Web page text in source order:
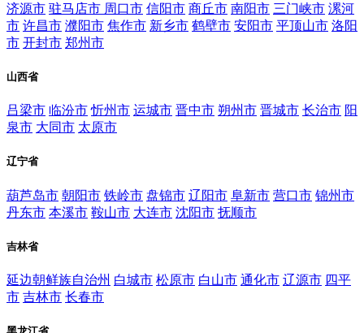
济源市 驻马店市 周口市 信阳市 商丘市 南阳市 三门峡市 漯河
市 许昌市 濮阳市 焦作市 新乡市 鹤壁市 安阳市 平顶山市 洛阳
市 开封市 郑州市
山西省
吕梁市 临汾市 忻州市 运城市 晋中市 朔州市 晋城市 长治市 阳
泉市 大同市 太原市
辽宁省
葫芦岛市 朝阳市 铁岭市 盘锦市 辽阳市 阜新市 营口市 锦州市
丹东市 本溪市 鞍山市 大连市 沈阳市 抚顺市
吉林省
延边朝鲜族自治州 白城市 松原市 白山市 通化市 辽源市 四平
市 吉林市 长春市